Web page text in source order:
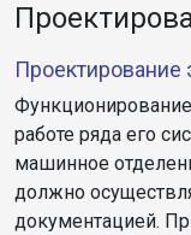
Проектирование
работе ряда его
машинное
должно
документацией.